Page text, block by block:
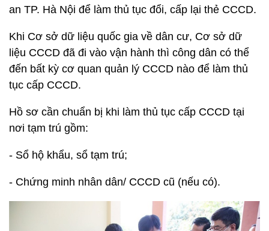
an TP. Hà Nội để làm thủ tục đổi, cấp lại thẻ CCCD.
Khi Cơ sở dữ liệu quốc gia về dân cư, Cơ sở dữ
liệu CCCD đã đi vào vận hành thì công dân có thể
đến bất kỳ cơ quan quản lý CCCD nào để làm thủ
tục cấp CCCD.
Hồ sơ cần chuẩn bị khi làm thủ tục cấp CCCD tại
nơi tạm trú gồm:
- Sổ hộ khẩu, sổ tạm trú;
- Chứng minh nhân dân/ CCCD cũ (nếu có).